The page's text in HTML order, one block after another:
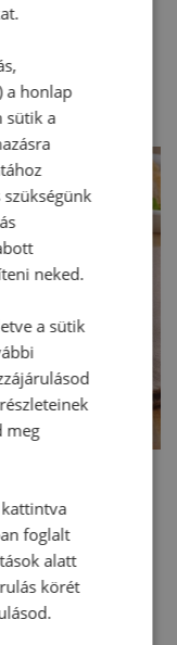
rizsitalt is
tofut.
a honlap
sütik a
neked.
a sütik
meg
foglalt
alatt
körét